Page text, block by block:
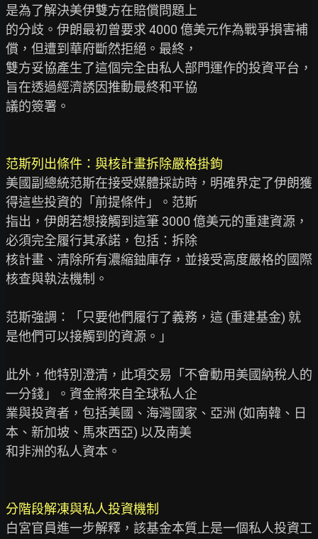
是為了解決美伊雙方在賠償問題上
的分歧。伊朗最初曾要求 4000 億美元作為戰爭損害補
償，但遭到華府斷然拒絕。最終，
雙方妥協產生了這個完全由私人部門運作的投資平台，
旨在透過經濟誘因推動最終和平協
議的簽署。
范斯列出條件：與核計畫拆除嚴格掛鉤
美國副總統范斯在接受媒體採訪時，明確界定了伊朗獲
得這些投資的「前提條件」。范斯
指出，伊朗若想接觸到這筆 3000 億美元的重建資源，
必須完全履行其承諾，包括：拆除
核計畫、清除所有濃縮鈾庫存，並接受高度嚴格的國際
核查與執法機制。
范斯強調：「只要他們履行了義務，這 (重建基金) 就
是他們可以接觸到的資源。」
此外，他特別澄清，此項交易「不會動用美國納稅人的
一分錢」。資金將來自全球私人企
業與投資者，包括美國、海灣國家、亞洲 (如南韓、日
本、新加坡、馬來西亞) 以及南美
和非洲的私人資本。
分階段解凍與私人投資機制
白宮官員進一步解釋，該基金本質上是一個私人投資工